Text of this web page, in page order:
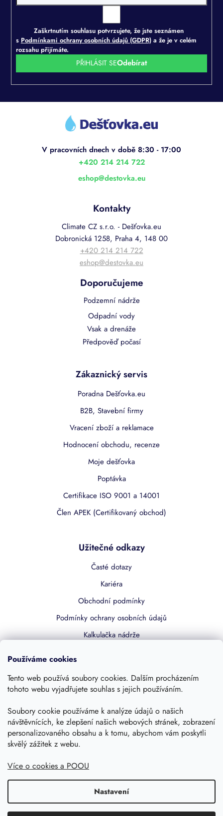
Používáme cookies
Tento web používá soubory cookies. Dalším procházením
tohoto webu vyjadřujete souhlas s jejich používáním.
Soubory cookie používáme k analýze údajů o našich
návštěvnících, ke zlepšení našich webových stránek, zobrazení
personalizovaného obsahu a k tomu, abychom vám poskytli
skvělý zážitek z webu.
Více o cookies a POOU
Nastavení
Zaškrtnutím souhlasu potvrzujete, že jste seznámen
s Podmínkami ochrany osobních údajů (GDPR)a že je v celém
rozsahu přijímáte.
PŘIHLÁSIT SE
Z
eshop@destovka.eu
+420 214 214 722
Kontakty
Climate CZ s.r.o. - Dešťovka.eu
Dobronická 1258, Praha 4, 148 00
+420 214 214 722
eshop@destovka.eu
Doporučujeme
Podzemní nádrže
Odpadní vody
Vsak a drenáže
Předpověď počasí
Zákaznický servis
Poradna Dešťovka.eu
B2B, Stavební firmy
Vracení zboží a reklamace
Hodnocení obchodu, recenze
Moje dešťovka
Poptávka
Certifikace ISO 9001 a 14001
Člen APEK (Certifikovaný obchod)
Užitečné odkazy
Časté dotazy
Kariéra
Obchodní podmínky
Podmínky ochrany osobních údajů
Kalkulačka nádrže
Kontakty
Sledujte nás